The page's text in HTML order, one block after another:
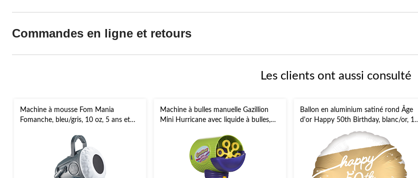
Commandes en ligne et retours
Les clients ont aussi consulté
Machine à mousse Fom Mania
Fomanche, bleu/gris, 10 oz, 5 ans et
estivales/d'extérieur
Machine à bulles manuelle Gazillion
Mini Hurricane avec liquide à bulles,
estivales/d'extérieur
Ballon en aluminium satiné rond Âge
d'or Happy 50th Birthday, blanc/or, 18
po, gonflement à l'hélium et ruban
inclus, pour fête d'anniversaire